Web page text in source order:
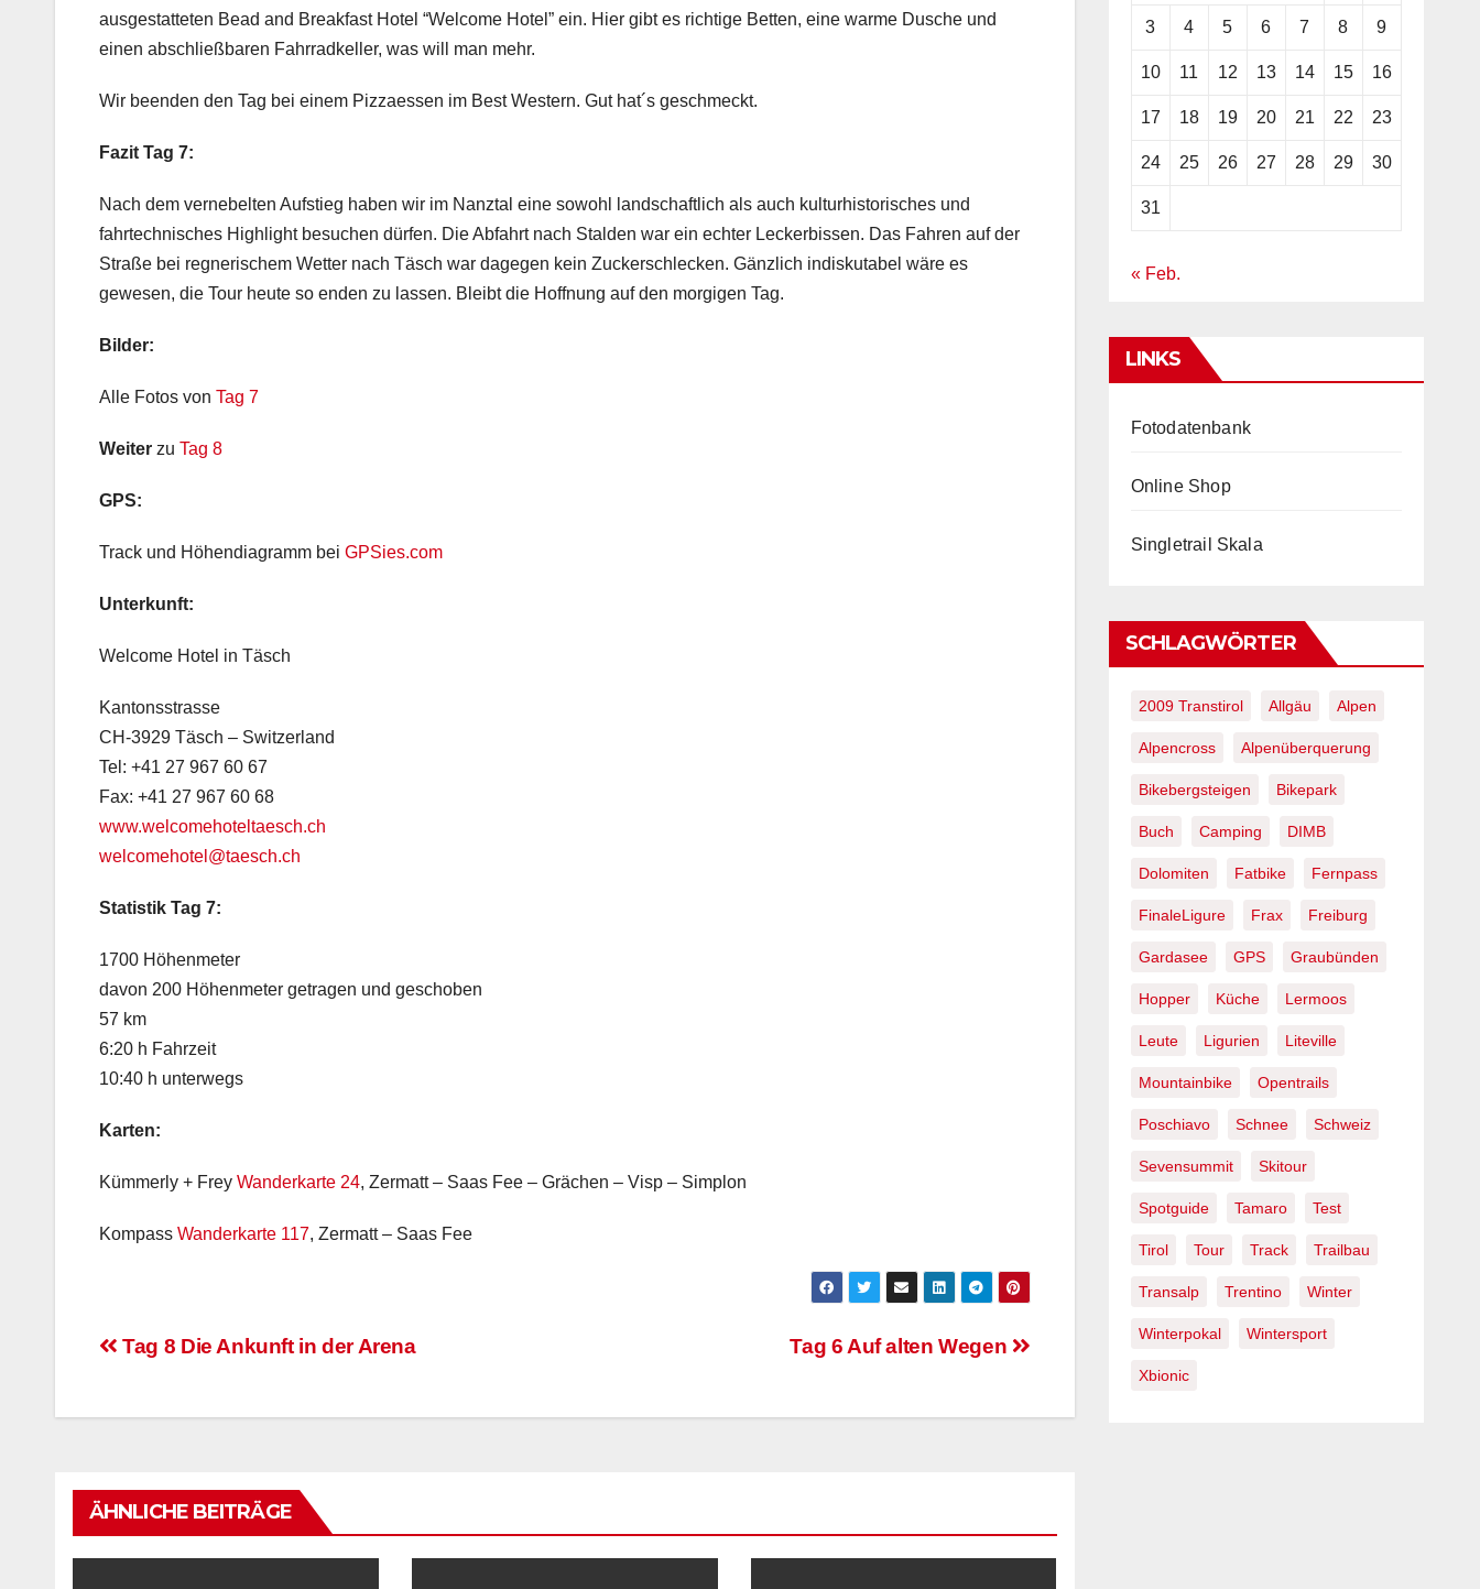
ausgestatteten Bead and Breakfast Hotel “Welcome Hotel” ein. Hier gibt es richtige Betten, eine warme Dusche und
einen abschließbaren Fahrradkeller, was will man mehr.
Wir beenden den Tag bei einem Pizzaessen im Best Western. Gut hat´s geschmeckt.
Fazit Tag 7:
Nach dem vernebelten Aufstieg haben wir im Nanztal eine sowohl landschaftlich als auch kulturhistorisches und
fahrtechnisches Highlight besuchen dürfen. Die Abfahrt nach Stalden war ein echter Leckerbissen. Das Fahren auf der
Straße bei regnerischem Wetter nach Täsch war dagegen kein Zuckerschlecken. Gänzlich indiskutabel wäre es
gewesen, die Tour heute so enden zu lassen. Bleibt die Hoffnung auf den morgigen Tag.
Bilder:
Alle Fotos von Tag 7
Weiter zu Tag 8
GPS:
Track und Höhendiagramm bei GPSies.com
Unterkunft:
Welcome Hotel in Täsch
Kantonsstrasse
CH-3929 Täsch – Switzerland
Tel: +41 27 967 60 67
Fax: +41 27 967 60 68
www.welcomehoteltaesch.ch
welcomehotel@taesch.ch
Statistik Tag 7:
1700 Höhenmeter
davon 200 Höhenmeter getragen und geschoben
57 km
6:20 h Fahrzeit
10:40 h unterwegs
Karten:
Kümmerly + Frey Wanderkarte 24, Zermatt – Saas Fee – Grächen – Visp – Simplon
Kompass Wanderkarte 117, Zermatt – Saas Fee
Beitragsnavigation Tag 6 Auf alten Wegen
Tag 8 Die Ankunft in der Arena
ÄHNLICHE BEITRÄGE
3 4 5 6 7 8 9
10 11 12 13 14 15 16
17 18 19 20 21 22 23
24 25 26 27 28 29 30
31
« Feb.
LINKS
Fotodatenbank
Online Shop
Singletrail Skala
SCHLAGWÖRTER
2009 Transtirol Allgäu Alpen
Alpencross Alpenüberquerung
Bikebergsteigen Bikepark
Buch Camping DIMB
Dolomiten Fatbike Fernpass
FinaleLigure Frax Freiburg
Gardasee GPS Graubünden
Hopper Küche Lermoos
Leute Ligurien Liteville
Mountainbike Opentrails
Poschiavo Schnee Schweiz
Sevensummit Skitour
Spotguide Tamaro Test
Tirol Tour Track Trailbau
Transalp Trentino Winter
Winterpokal Wintersport
Xbionic